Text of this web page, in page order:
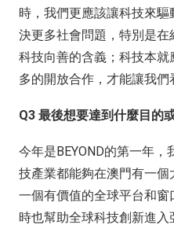
時，我們更應該讓科技來
決更多社會問題，特別是
科技向善的含義；科技本
多的開放合作，才能讓我們
Q3 最後想要達到什麼目的
今年是BEYOND的第一年
技產業都能夠在澳門有一個
一個有價值的全球平台和
時也幫助全球科技創新進入